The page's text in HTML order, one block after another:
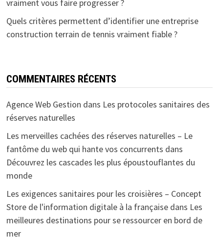
vraiment vous faire progresser ?
Quels critères permettent d’identifier une entreprise
construction terrain de tennis vraiment fiable ?
COMMENTAIRES RÉCENTS
Agence Web Gestion dans Les protocoles sanitaires des
réserves naturelles
Les merveilles cachées des réserves naturelles – Le
fantôme du web qui hante vos concurrents dans
Découvrez les cascades les plus époustouflantes du
monde
Les exigences sanitaires pour les croisières – Concept
Store de l'information digitale à la françaisedans Les
meilleures destinations pour se ressourcer en bord de
mer